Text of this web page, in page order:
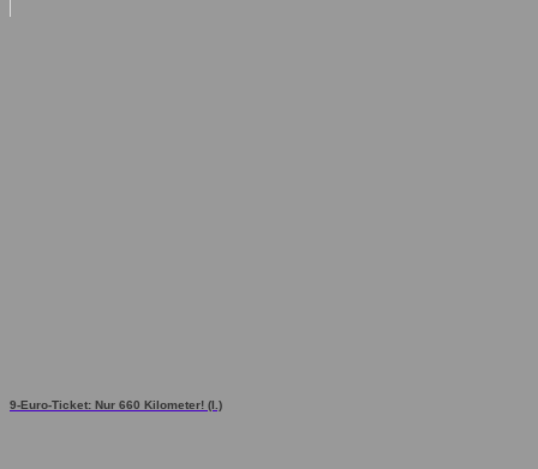
9-Euro-Ticket: Nur 660 Kilometer! (I.)